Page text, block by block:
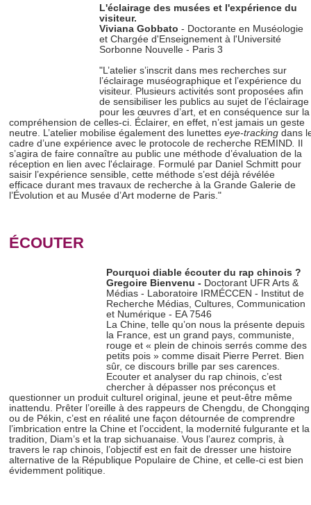
L'éclairage des musées et l'expérience du
visiteur.
Viviana Gobbato - Doctorante en Muséologie
et Chargée d'Enseignement à l'Université
Sorbonne Nouvelle - Paris 3
"L’atelier s’inscrit dans mes recherches sur
l’éclairage muséographique et l’expérience du
visiteur. Plusieurs activités sont proposées afin
de sensibiliser les publics au sujet de l’éclairage
pour les œuvres d’art, et en conséquence sur la
compréhension de celles-ci. Éclairer, en effet, n’est jamais un geste
neutre. L’atelier mobilise également des lunettes eye-tracking dans
cadre d’une expérience avec le protocole de recherche REMIND.
s’agira de faire connaître au public une méthode d’évaluation de la
réception en lien avec l'éclairage. Formulé par Daniel Schmitt pour
saisir l’expérience sensible, cette méthode s’est déjà révélée
efficace durant mes travaux de recherche à la Grande Galerie de
l’Évolution et au Musée d’Art moderne de Paris."
ÉCOUTER
Pourquoi diable écouter du rap chinois ?
Gregoire Bienvenu - Doctorant UFR Arts &
Médias - Laboratoire IRMÉCCEN - Institut de
Recherche Médias, Cultures, Communication
et Numérique - EA 7546
La Chine, telle qu’on nous la présente depuis
la France, est un grand pays, communiste,
rouge et « plein de chinois serrés comme des
petits pois » comme disait Pierre Perret. Bien
sûr, ce discours brille par ses carences.
Ecouter et analyser du rap chinois, c’est
chercher à dépasser nos préconçus et
questionner un produit culturel original, jeune et peut-être même
inattendu. Prêter l’oreille à des rappeurs de Chengdu, de Chongqing
ou de Pékin, c’est en réalité une façon détournée de comprendre
l’imbrication entre la Chine et l’occident, la modernité fulgurante et la
tradition, Diam’s et la trap sichuanaise. Vous l’aurez compris, à
travers le rap chinois, l’objectif est en fait de dresser une histoire
alternative de la République Populaire de Chine, et celle-ci est bien
évidemment politique.